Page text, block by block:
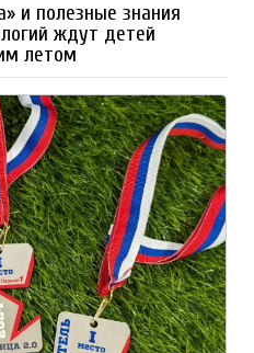
и полезные знания
ждут детей
летом